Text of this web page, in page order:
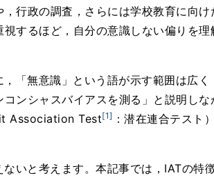
行政の調査，さらには学校教育に向
するほど，自分の意識しない偏りを
「無意識」という語が示す範囲は広
ンシャスバイアスを測る」と説明し
Association Test[1] ：潜在連合テスト
いと考えます。本記事では，IATの特